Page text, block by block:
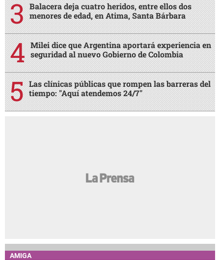
Balacera deja cuatro heridos, entre ellos dos
menores de edad, en Atima, Santa Bárbara
Milei dice que Argentina aportará experiencia en
seguridad al nuevo Gobierno de Colombia
Las clínicas públicas que rompen las barreras del
tiempo: "Aquí atendemos 24/7"
AMIGA